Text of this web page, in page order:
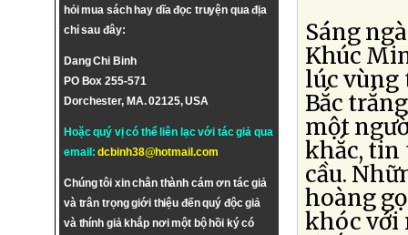
hỏi mua sách hay dĩa đọc truyện qua địa
chỉ sau đây:
Dang Chi Binh
PO Box 255-571
Dorchester, MA. 02125, USA
Hoặc quý vị có thể liên lạc với tác giả qua
email:dcbinh38@hotmail.com
Chúng tôi xin chân thành cám ơn tác giả
và trân trọng giới thiệu đến quý độc giả
và thính giả khắp nơi một bộ hồi ký có
Sáng
Khúc
lúc vùng
Bắc
một
khắc, tin
cầu.
hoàng
khóc với